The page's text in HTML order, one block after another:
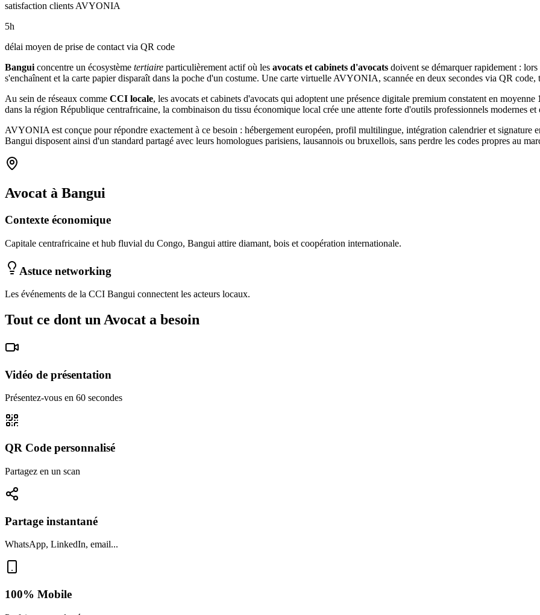
satisfaction clients AVYONIA
5h
délai moyen de prise de contact via QR code
Bangui concentre un écosystème tertiaire particulièrement actif où les avocats et cabinets d'avocats doivent se démarquer rapidement : lors
s'enchaînent et la carte papier disparaît dans la poche d'un costume. Une carte virtuelle AVYONIA, scannée en deux secondes via QR
Au sein de réseaux comme CCI locale, les avocats et cabinets d'avocats qui adoptent une présence digitale premium constatent en moyenne
dans la région République centrafricaine, la combinaison du tissu économique local crée une attente forte d'outils professionnels modernes
AVYONIA est conçue pour répondre exactement à ce besoin : hébergement européen, profil multilingue, intégration calendrier et signature
Bangui disposent ainsi d'un standard partagé avec leurs homologues parisiens, lausannois ou bruxellois, sans perdre les codes propres au
Avocat à Bangui
Contexte économique
Capitale centrafricaine et hub fluvial du Congo, Bangui attire diamant, bois et coopération internationale.
Astuce networking
Les événements de la CCI Bangui connectent les acteurs locaux.
Tout ce dont un Avocat a besoin
Vidéo de présentation
Présentez-vous en 60 secondes
QR Code personnalisé
Partagez en un scan
Partage instantané
WhatsApp, LinkedIn, email...
100% Mobile